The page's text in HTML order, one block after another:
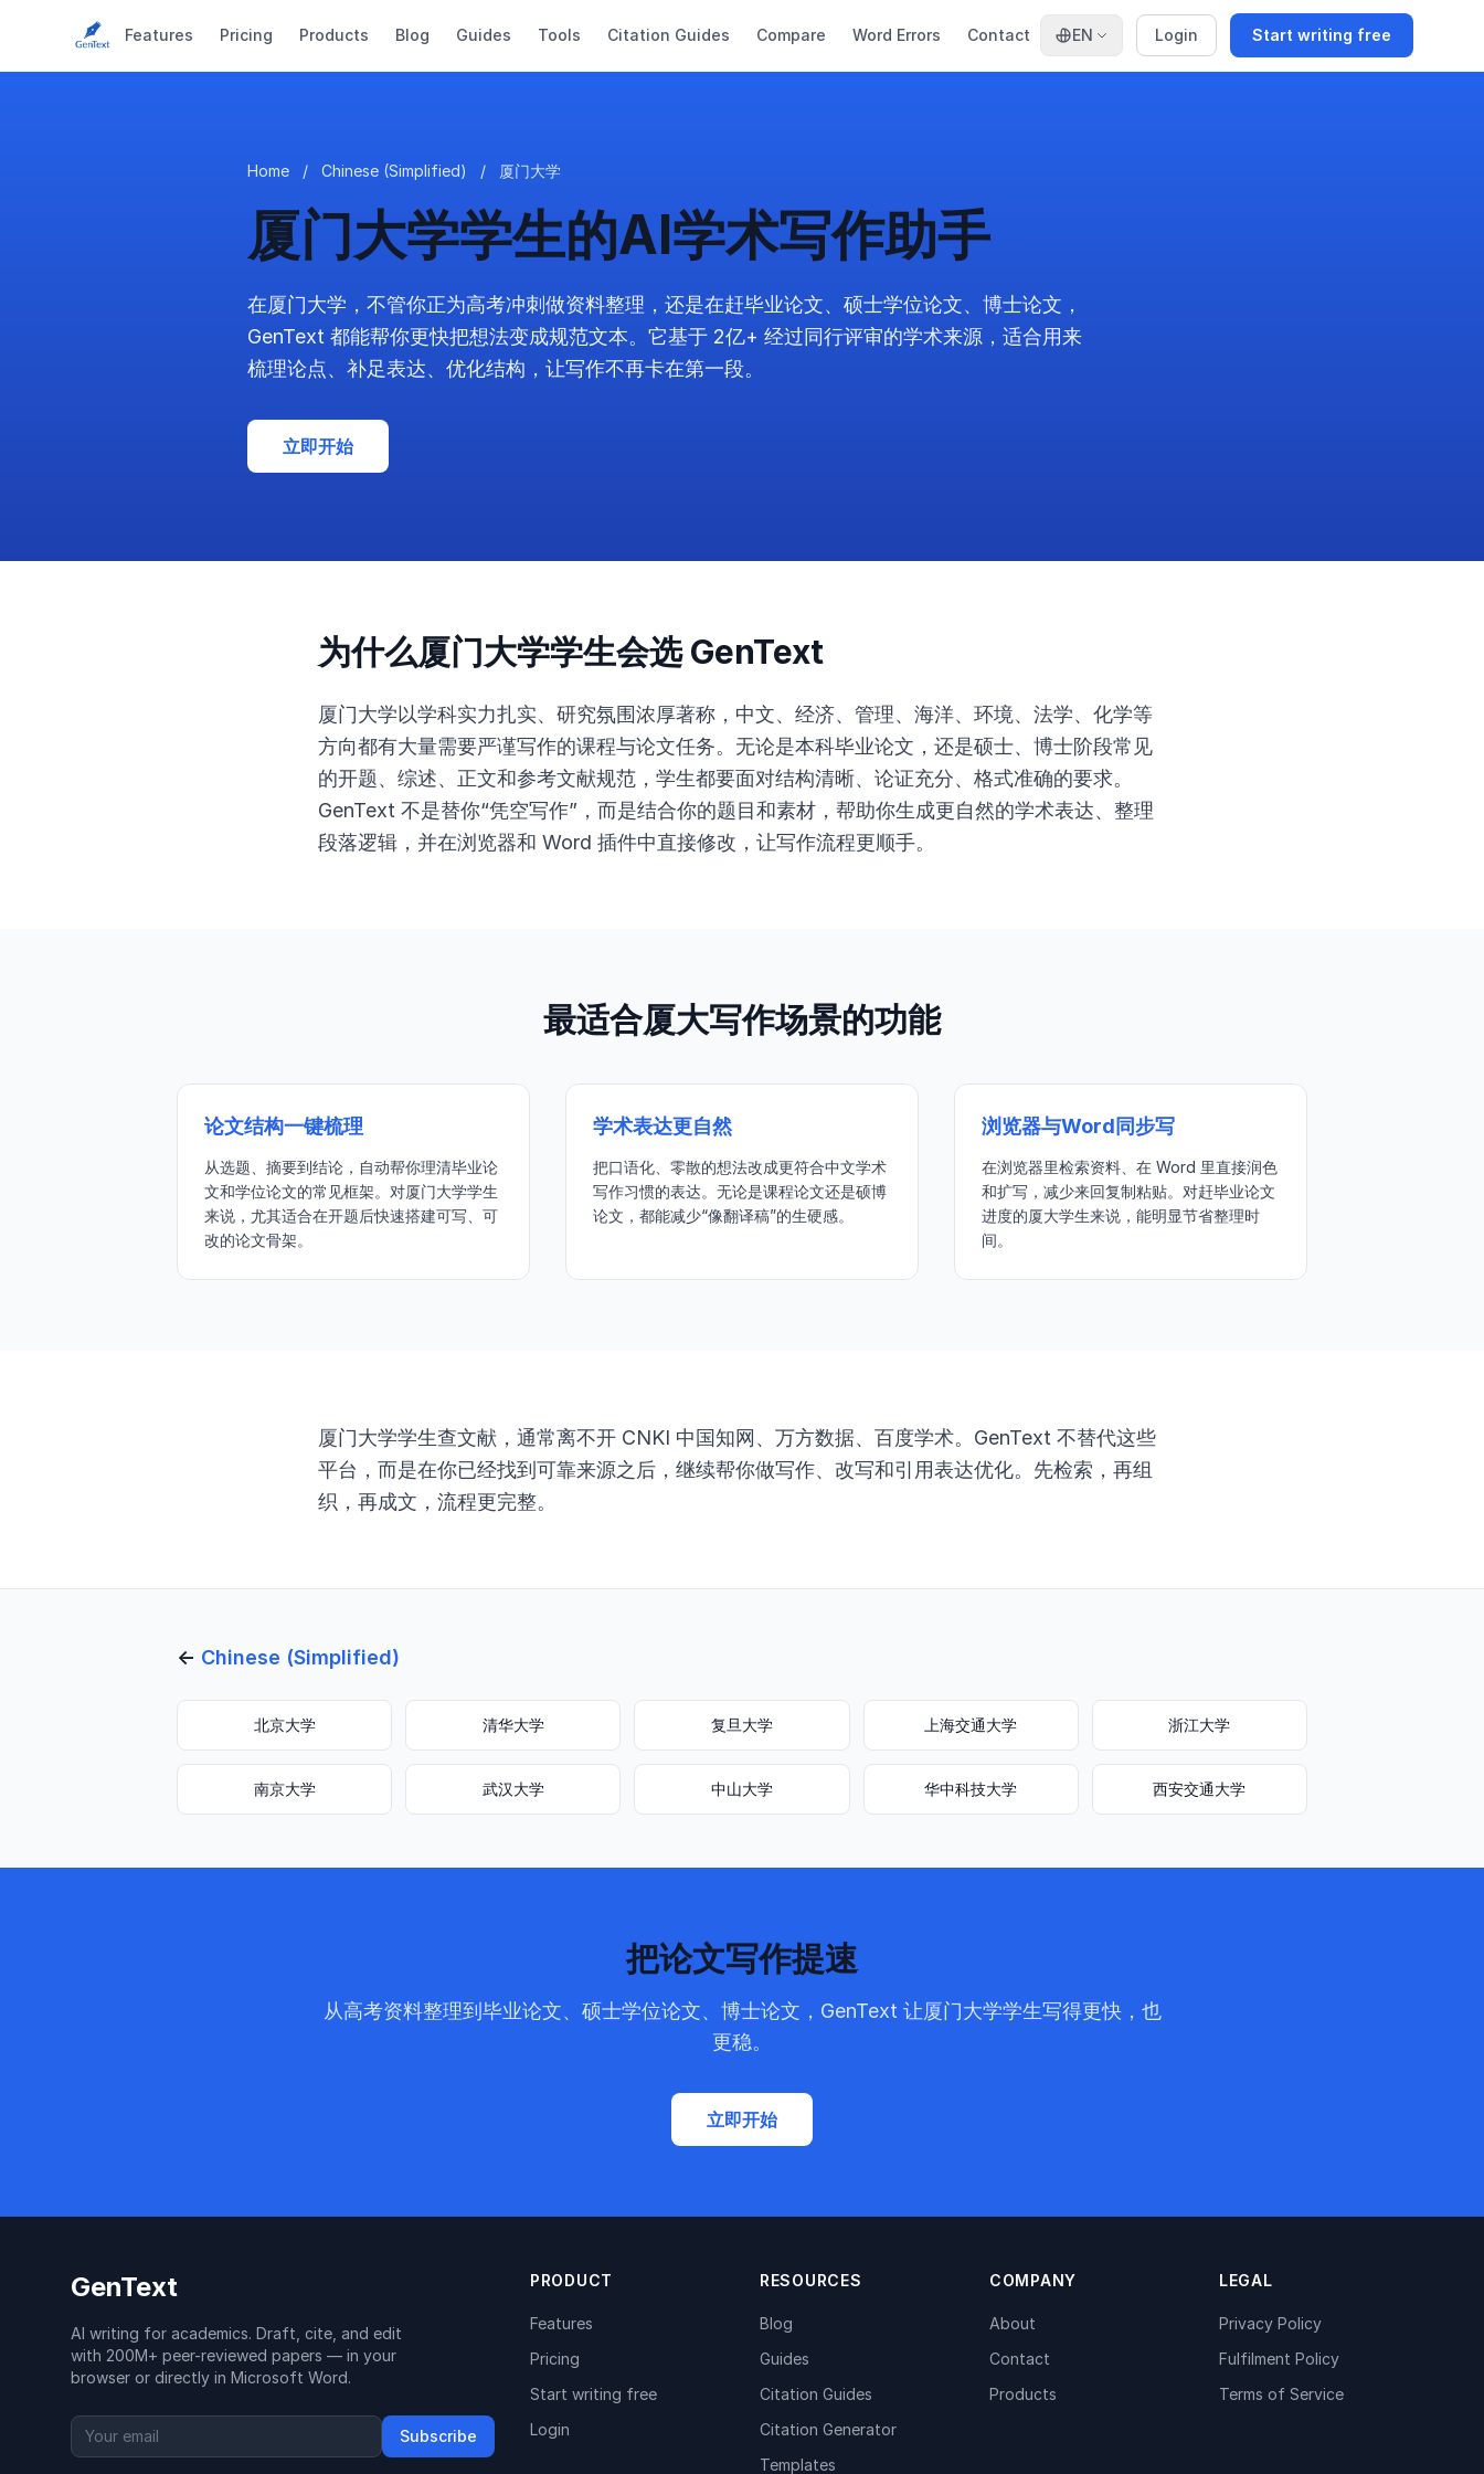
Features Pricing Products Blog Guides Tools Citation Guides Compare Word Errors Contact EN Login Start writing free
Home / Chinese (Simplified) / 厦门大学
厦门大学学生的AI学术写作助手
在厦门大学，不管你正为高考冲刺做资料整理，还是在赶毕业论文、硕士学位论文、博士论文，
GenText 都能帮你更快把想法变成规范文本。它基于 2亿+ 经过同行评审的学术来源，适合用来
梳理论点、补足表达、优化结构，让写作不再卡在第一段。
立即开始
为什么厦门大学学生会选 GenText
厦门大学以学科实力扎实、研究氛围浓厚著称，中文、经济、管理、海洋、环境、法学、化学等
方向都有大量需要严谨写作的课程与论文任务。无论是本科毕业论文，还是硕士、博士阶段常见
的开题、综述、正文和参考文献规范，学生都要面对结构清晰、论证充分、格式准确的要求。
GenText 不是替你“凭空写作”，而是结合你的题目和素材，帮助你生成更自然的学术表达、整理
段落逻辑，并在浏览器和 Word 插件中直接修改，让写作流程更顺手。
最适合厦大写作场景的功能
论文结构一键梳理
从选题、摘要到结论，自动帮你理清毕业论
文和学位论文的常见框架。对厦门大学学生
来说，尤其适合在开题后快速搭建可写、可
改的论文骨架。
学术表达更自然
把口语化、零散的想法改成更符合中文学术
写作习惯的表达。无论是课程论文还是硕博
论文，都能减少“像翻译稿”的生硬感。
浏览器与Word同步写
在浏览器里检索资料、在 Word 里直接润色
和扩写，减少来回复制粘贴。对赶毕业论文
进度的厦大学生来说，能明显节省整理时
间。
厦门大学学生查文献，通常离不开 CNKI 中国知网、万方数据、百度学术。GenText 不替代这些
平台，而是在你已经找到可靠来源之后，继续帮你做写作、改写和引用表达优化。先检索，再组
织，再成文，流程更完整。
← Chinese (Simplified)
北京大学 清华大学 复旦大学 上海交通大学 浙江大学
南京大学 武汉大学 中山大学 华中科技大学 西安交通大学
把论文写作提速
从高考资料整理到毕业论文、硕士学位论文、博士论文，GenText 让厦门大学学生写得更快，也
更稳。
立即开始
GenText
AI writing for academics. Draft, cite, and edit
with 200M+ peer-reviewed papers — in your
browser or directly in Microsoft Word.
Subscribe
PRODUCT
Features
Pricing
Start writing free
Login
RESOURCES
Blog
Guides
Citation Guides
Citation Generator
Templates
COMPANY
About
Contact
Products
LEGAL
Privacy Policy
Fulfilment Policy
Terms of Service